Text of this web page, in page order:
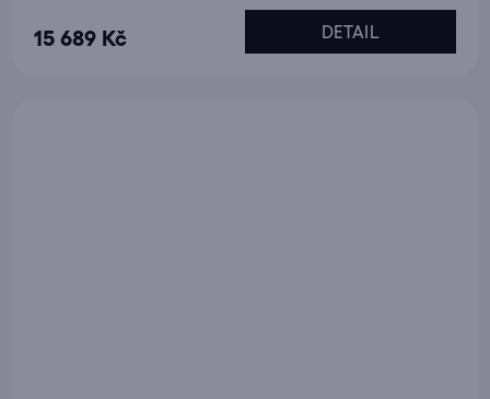
15 689 Kč DETAIL